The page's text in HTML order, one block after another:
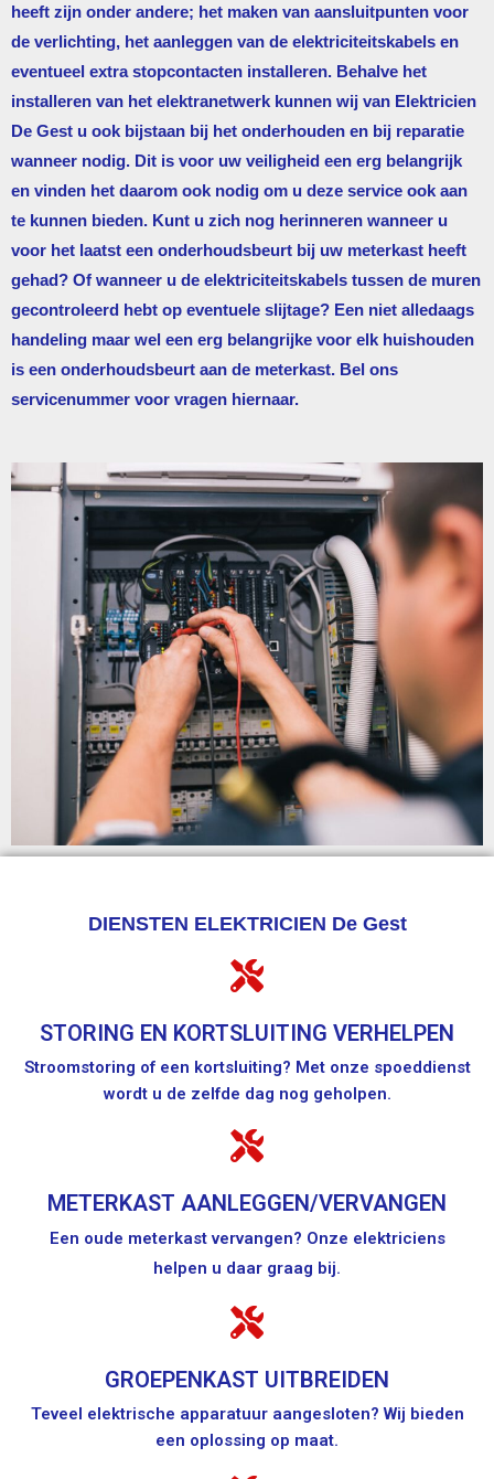
heeft zijn onder andere; het maken van aansluitpunten voor
de verlichting, het aanleggen van de elektriciteitskabels en
eventueel extra stopcontacten installeren. Behalve het
installeren van het elektranetwerk kunnen wij van Elektricien
De Gest u ook bijstaan bij het onderhouden en bij reparatie
wanneer nodig. Dit is voor uw veiligheid een erg belangrijk
en vinden het daarom ook nodig om u deze service ook aan
te kunnen bieden. Kunt u zich nog herinneren wanneer u
voor het laatst een onderhoudsbeurt bij uw meterkast heeft
gehad? Of wanneer u de elektriciteitskabels tussen de muren
gecontroleerd hebt op eventuele slijtage? Een niet alledaags
handeling maar wel een erg belangrijke voor elk huishouden
is een onderhoudsbeurt aan de meterkast. Bel ons
servicenummer voor vragen hiernaar.
DIENSTEN ELEKTRICIEN De Gest
STORING EN KORTSLUITING VERHELPEN
Stroomstoring of een kortsluiting? Met onze spoeddienst
wordt u de zelfde dag nog geholpen.
METERKAST AANLEGGEN/VERVANGEN
Een oude meterkast vervangen? Onze elektriciens
helpen u daar graag bij.
GROEPENKAST UITBREIDEN
Teveel elektrische apparatuur aangesloten? Wij bieden
een oplossing op maat.